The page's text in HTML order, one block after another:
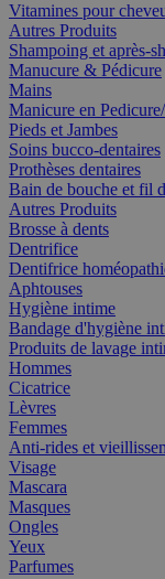
Vitamines pour
Autres Produits
Shampoing et après-
Manucure & Pédicure
Mains
Manicure en
Pieds et Jambes
Soins bucco-dentaires
Prothèses dentaires
Bain de bouche et fil
Autres Produits
Brosse à dents
Dentrifice
Dentifrice
Aphtouses
Hygiène intime
Bandage d'hygiène
Produits de lavage
Hommes
Cicatrice
Lèvres
Femmes
Anti-rides et
Visage
Mascara
Masques
Ongles
Yeux
Parfumes